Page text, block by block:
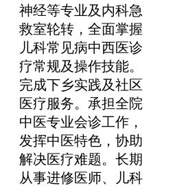
神经等专业及内科急
救室轮转，全面掌握
儿科常见病中西医诊
疗常规及操作技能。
完成下乡实践及社区
医疗服务。承担全院
中医专业会诊工作，
发挥中医特色，协助
解决医疗难题。长期
从事进修医师、儿科